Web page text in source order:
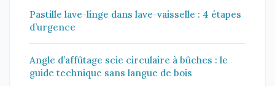
Pastille lave-linge dans lave-vaisselle : 4 étapes
d’urgence
Angle d’affûtage scie circulaire à bûches : le
guide technique sans langue de bois